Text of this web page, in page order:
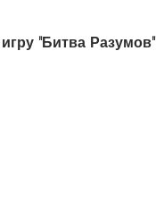
"Битва Разумов"